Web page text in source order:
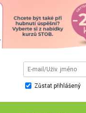
Zůstat přihlášený